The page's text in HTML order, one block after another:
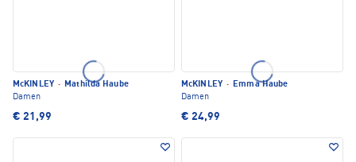
McKINLEY · Mathilda Haube
Damen
€ 21,99
McKINLEY · Emma Haube
Damen
€ 24,99